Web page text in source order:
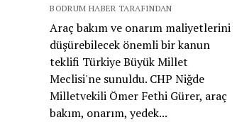
BODRUM HABER TARAFINDAN
Araç bakım ve onarım maliyetlerini
düşürebilecek önemli bir kanun
teklifi Türkiye Büyük Millet
Meclisi'ne sunuldu. CHP Niğde
Milletvekili Ömer Fethi Gürer, araç
bakım, onarım, yedek...